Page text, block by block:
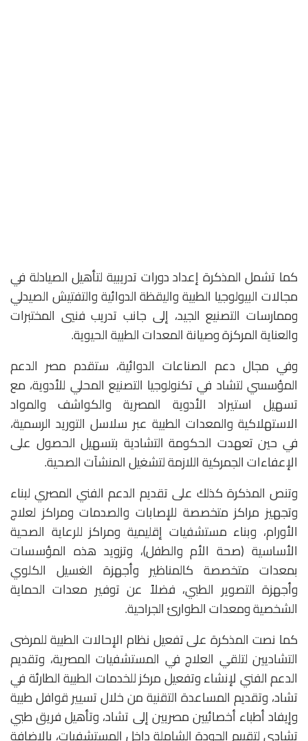
كما تشمل المذكرة إعداد دورات تدريبية لتأهيل الصيادلة في
مجالات البيولوجيا الطبية واليقظة الدوائية والتفتيش الصيدلي
وممارسات التصنيع الجيد، إلى جانب تدريب فنيي المختبرات
والعناية المركزة وصيانة المعدات الطبية الحيوية.
وفي مجال دعم الصناعات الدوائية، ستقدم مصر الدعم
المؤسسي لتشاد في تكنولوجيا التصنيع المحلي للأدوية، مع
تسهيل استيراد الأدوية المصرية والكواشف والمواد
الاستهلاكية والمعدات الطبية عبر سلاسل التوريد الرسمية،
في حين تعهدت الحكومة التشادية بتسهيل الحصول على
الإعفاءات الجمركية اللازمة لتشغيل المنشآت الصحية.
وتنص المذكرة كذلك على تقديم الدعم الفني المصري لبناء
وتجهيز مراكز متخصصة للإصابات والصدمات ومراكز لعلاج
الأورام، وبناء مستشفيات إقليمية ومراكز للرعاية الصحية
الأساسية (صحة الأم والطفل)، وتزويد هذه المؤسسات
بمعدات متخصصة كالمناظير وأجهزة الغسيل الكلوي
وأجهزة التصوير الطبي، فضلاً عن توفير معدات الحماية
الشخصية ومعدات الطوارئ الجراحية.
كما نصت المذكرة على تفعيل نظام الإحالات الطبية للمرضى
التشاديين لتلقي العلاج في المستشفيات المصرية، وتقديم
الدعم الفني لإنشاء وتفعيل مركز للخدمات الطبية الطارئة في
تشاد، وتقديم المساعدة التقنية من خلال تسيير قوافل طبية
وإيفاد أطباء أخصائيين مصريين إلى تشاد، وتأهيل فريق طبي
تشادي لتقييم الجودة الشاملة داخل المستشفيات، بالإضافة